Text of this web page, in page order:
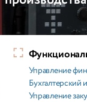
Управление
Бухгалтерский
Управление